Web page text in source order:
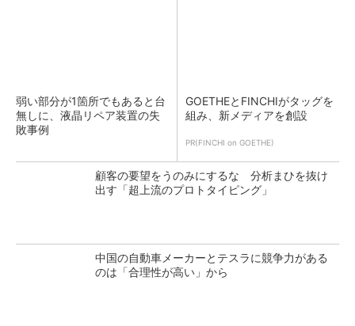
弱い部分が1箇所でもあると台
無しに、液晶リペア装置の失
敗事例
GOETHEとFINCHIがタッグを
組み、新メディアを創設
PR(FINCHI on GOETHE)
顧客の要望をうのみにするな 分析まひを抜け
出す「超上流のプロトタイピング」
中国の自動車メーカーとテスラに競争力がある
のは「合理性が高い」から